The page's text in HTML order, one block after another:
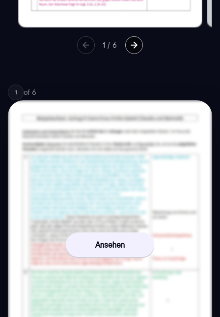
1 /6
1 of 6
Ansehen